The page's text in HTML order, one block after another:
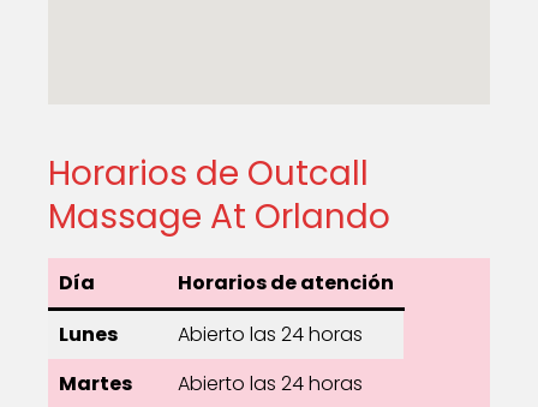
Horarios de Outcall
Massage At Orlando
Día
Horarios de atención
Lunes
Abierto las 24 horas
Martes
Abierto las 24 horas